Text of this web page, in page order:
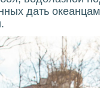
дать